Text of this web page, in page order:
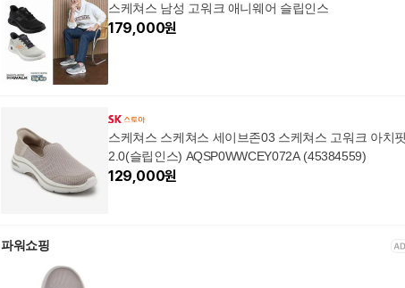
스케쳐스 남성 고워크 애니웨어 슬립인스
179,000원
스케쳐스 스케쳐스 세이브존03 스케쳐스 고워크 아치
2.0(슬립인스) AQSP0WWCEY072A (45384559)
129,000원
파워쇼핑